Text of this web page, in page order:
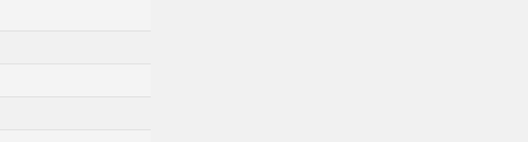
Permin 92-1410 Цыплята